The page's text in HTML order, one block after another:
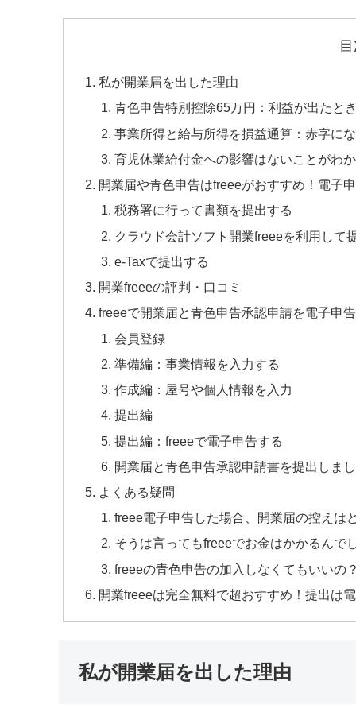
私が開業届を出した理由
青色申告特別控除65万円：利益が出たと
事業所得と給与所得を損益通算：赤字に
育児休業給付金への影響はないことがわ
開業届や青色申告はfreeeがおすすめ！電子
税務署に行って書類を提出する
クラウド会計ソフト開業freeeを利用して
e-Taxで提出する
開業freeeの評判・口コミ
freeeで開業届と青色申告承認申請を電子申
会員登録
準備編：事業情報を入力する
作成編：屋号や個人情報を入力
提出編
提出編：freeeで電子申告する
開業届と青色申告承認申請書を提出しま
よくある疑問
freee電子申告した場合、開業届の控えは
そうは言ってもfreeeでお金はかかるんで
freeeの青色申告の加入しなくてもいいの
開業freeeは完全無料で超おすすめ！提出は
私が開業届を出した理由